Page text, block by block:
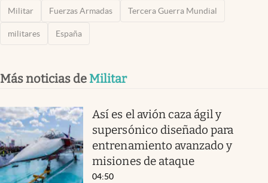
Militar Fuerzas Armadas Tercera Guerra Mundial
militares España
Más noticias de Militar
Así es el avión caza ágil y
supersónico diseñado para
entrenamiento avanzado y
misiones de ataque
04:50